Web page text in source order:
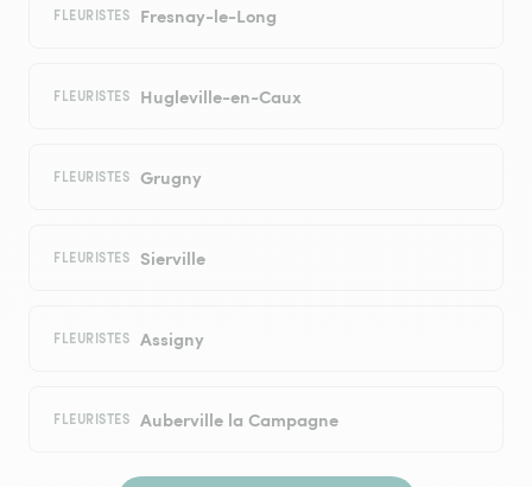
FLEURISTES Fresnay-le-Long
FLEURISTES Hugleville-en-Caux
FLEURISTES Grugny
FLEURISTES Sierville
FLEURISTES Assigny
FLEURISTES Auberville la Campagne